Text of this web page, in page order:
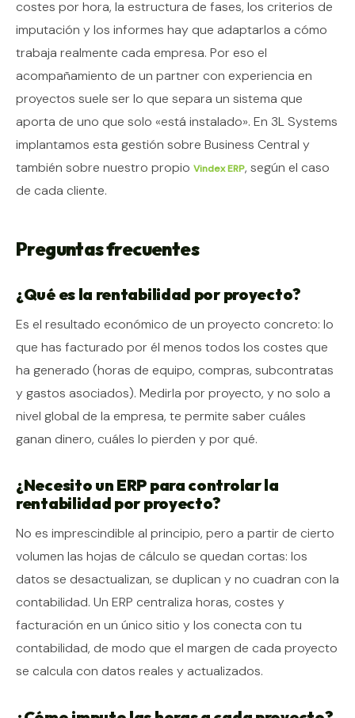
costes por hora, la estructura de fases, los criterios de
imputación y los informes hay que adaptarlos a cómo
trabaja realmente cada empresa. Por eso el
acompañamiento de un partner con experiencia en
proyectos suele ser lo que separa un sistema que
aporta de uno que solo «está instalado». En 3L Systems
implantamos esta gestión sobre Business Central y
también sobre nuestro propio Vindex ERP, según el caso
de cada cliente.
Preguntas frecuentes
¿Qué es la rentabilidad por proyecto?
Es el resultado económico de un proyecto concreto: lo
que has facturado por él menos todos los costes que
ha generado (horas de equipo, compras, subcontratas
y gastos asociados). Medirla por proyecto, y no solo a
nivel global de la empresa, te permite saber cuáles
ganan dinero, cuáles lo pierden y por qué.
¿Necesito un ERP para controlar la
rentabilidad por proyecto?
No es imprescindible al principio, pero a partir de cierto
volumen las hojas de cálculo se quedan cortas: los
datos se desactualizan, se duplican y no cuadran con la
contabilidad. Un ERP centraliza horas, costes y
facturación en un único sitio y los conecta con tu
contabilidad, de modo que el margen de cada proyecto
se calcula con datos reales y actualizados.